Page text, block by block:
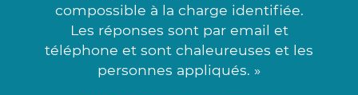
compossible à la charge identifiée.
Les réponses sont par email et
téléphone et sont chaleureuses et les
personnes appliqués. »